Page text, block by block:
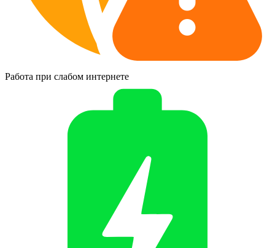
Работа при слабом интернете